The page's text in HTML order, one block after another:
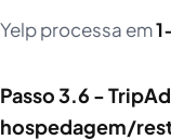
Yelp processa em
Passo 3.6 -
hospedagem/